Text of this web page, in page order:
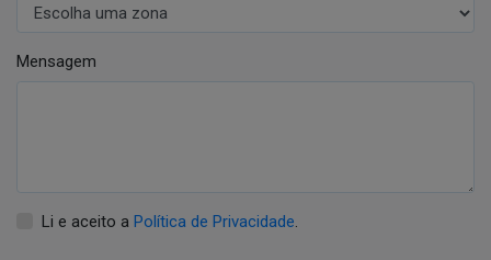
Mensagem
Li e aceito a Política de Privacidade